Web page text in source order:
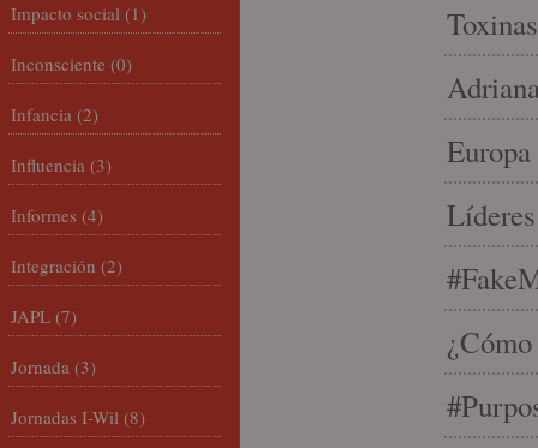
Impacto social (1)
Inconsciente (0)
Infancia (2)
Influencia (3)
Informes (4)
Integración (2)
JAPL (7)
Jornada (3)
Jornadas I-Wil (8)